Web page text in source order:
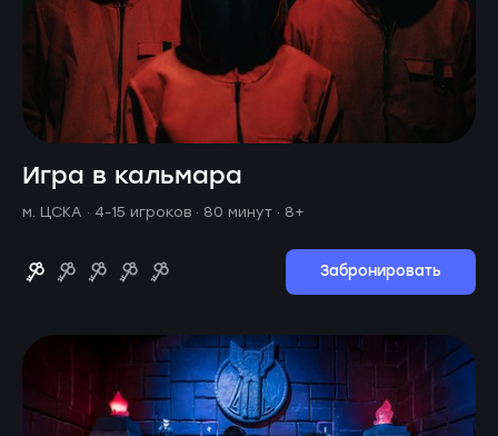
Игра в кальмара
м. ЦСКА · 4-15 игроков · 80 минут · 8+
Забронировать